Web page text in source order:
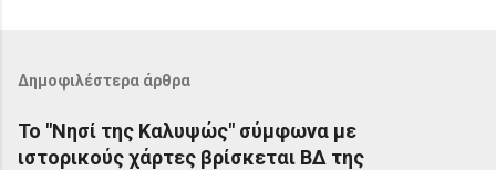
Δημοφιλέστερα άρθρα
Το "Νησί της Καλυψώς" σύμφωνα με
ιστορικούς χάρτες βρίσκεται ΒΔ της